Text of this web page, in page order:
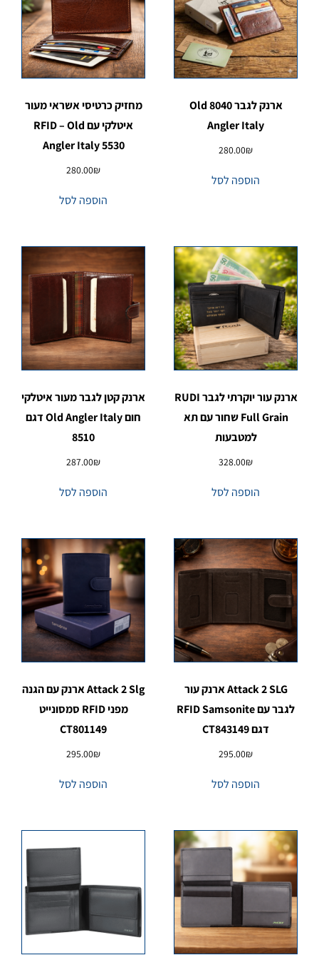
ארנק לגבר 8040 Old
Angler Italy
280.00₪
הוספה לסל
מחזיק כרטיסי אשראי מעור
איטלקי עם RFID – Old
Angler Italy 5530
280.00₪
הוספה לסל
ארנק עור יוקרתי לגבר RUDI
Full Grain שחור עם תא
למטבעות
328.00₪
הוספה לסל
ארנק קטן לגבר מעור איטלקי
חום Old Angler Italy דגם
8510
287.00₪
הוספה לסל
Attack 2 SLG ארנק עור
לגבר עם RFID Samsonite
דגם CT843149
295.00₪
הוספה לסל
Attack 2 Slg ארנק עם הגנה
מפני RFID סמסונייט
CT801149
295.00₪
הוספה לסל